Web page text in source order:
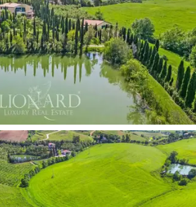
birlikte, tüm modern
geniş ve aydınlık iç mekanlara
duvarlar, ahşap kirişler ve
karakterize edilenana çiftlik evi,
bir alana sahip iki kata
mutfak ve yemek odası, iki
içeren geniş bir oturma alanı
çıkıldığında ikinci bir oturma
ebeveyn banyolu ve gömme
iki ilave yatak odası ve bir
bir binanın içinde 44 m2'lik